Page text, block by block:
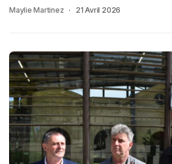
Maylie Martinez 21 Avril 2026